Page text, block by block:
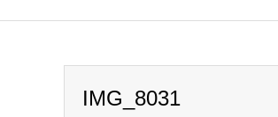
IMG_8031
IMG_8031